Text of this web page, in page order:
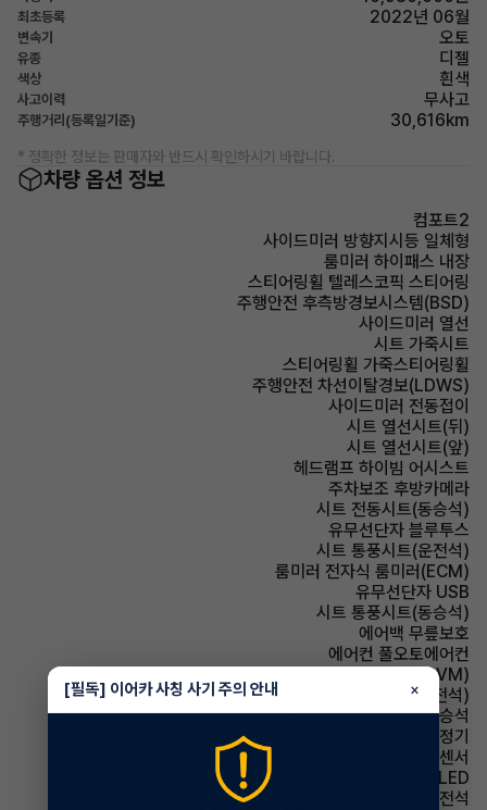
최초등록 2022년 06월
변속기 오토
유종 디젤
색상 흰색
사고이력 무사고
주행거리(등록일기준) 30,616km
* 정확한 정보는 판매자와 반드시 확인하시기 바랍니다.
차량 옵션 정보
컴포트2
사이드미러 방향지시등 일체형
룸미러 하이패스 내장
스티어링휠 텔레스코픽 스티어링
주행안전 후측방경보시스템(BSD)
사이드미러 열선
시트 가죽시트
스티어링휠 가죽스티어링휠
주행안전 차선이탈경보(LDWS)
사이드미러 전동접이
시트 열선시트(뒤)
시트 열선시트(앞)
헤드램프 하이빔 어시스트
주차보조 후방카메라
시트 전동시트(동승석)
유무선단자 블루투스
시트 통풍시트(운전석)
룸미러 전자식 룸미러(ECM)
유무선단자 USB
시트 통풍시트(동승석)
에어백 무릎보호
에어컨 풀오토에어컨
주차보조 어라운드뷰(AVM)
시트 전동시트(운전석)
에어백 동승석
에어컨 공기청정기
주차보조 전방감지센서
헤드램프 LED
에어백 운전석
[필독] 이어카 사칭 사기 주의 안내 ×